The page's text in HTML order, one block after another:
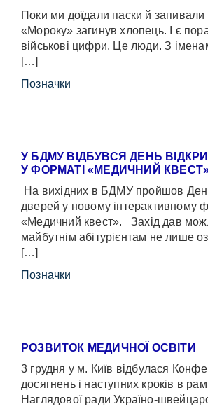
Поки ми доїдали паски й
«Мороку» загинув хлопець. І є
військові цифри. Це люди. З
[…]
Позначки
У БДМУ ВІДБУВСЯ ДЕНЬ
У ФОРМАТІ «МЕДИЧНИЙ
На вихідних в БДМУ пройшов
дверей у новому інтерактивному
«Медичний квест». Захід дав
майбутнім абітурієнтам не лише
[…]
Позначки
РОЗВИТОК МЕДИЧНОЇ ОСВІТИ
3 грудня у м. Київ відбулася
досягнень і наступних кроків в
Наглядової ради Україно-